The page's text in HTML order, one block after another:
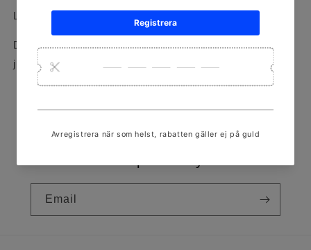
Längd: 60cm
Denna vara finns i flera olika storlekar, kontakta oss för
just den vikt/längd/bredd du söker!
Email